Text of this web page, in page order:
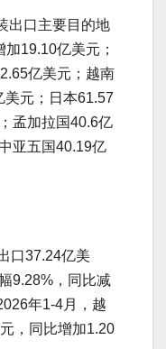
出口主要目的地
19.10亿美元；
亿美元；越南
美元；日本61.57
孟加拉国40.6亿
亚五国40.19亿
口37.24亿美
9.28%，同比减
年1-4月，越
，同比增加1.20